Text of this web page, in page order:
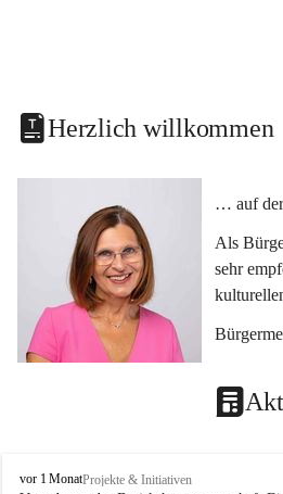
Herzlich willkommen
… auf der
Als
sehr
O
vor 1 MonatProjekte & Initiativen